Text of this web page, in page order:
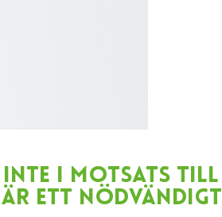
I MOTSATS TILL
ETT NÖDVÄNDIGT